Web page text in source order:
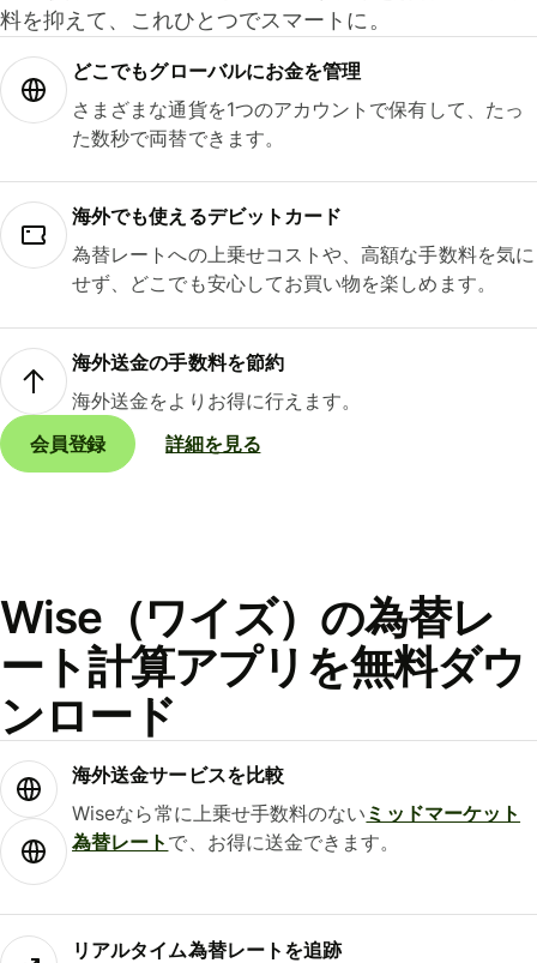
料を抑えて、これひとつでスマートに。
どこでもグ⁠ロ⁠ー⁠バ⁠ルにお金を管理
さまざまな通貨を1つのアカウントで保有して、たっ
た数秒で両替できます。
海外でも使えるデビットカード
為替レートへの上乗せコストや、高額な手数料を気に
せず、どこでも安心してお買い物を楽しめます。
海外送金の手数料を節約
海外送金をよりお得に行えます。
会員登録
詳細を見る
Wise（ワイズ）の為替レ
ート計算アプリを無料ダウ
ンロード
海外送金サービスを比較
Wiseなら常に上乗せ手数料のない ミッドマーケット
為替レート で、お得に送金できます。
リアルタイム為替レートを追跡